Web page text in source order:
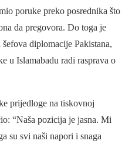
poruke preko posrednika što
da pregovora. Do toga je
diplomacije Pakistana,
u Islamabadu radi rasprava o
prijedloge na tiskovnoj
“Naša pozicija je jasna. Mi
su svi naši napori i snaga